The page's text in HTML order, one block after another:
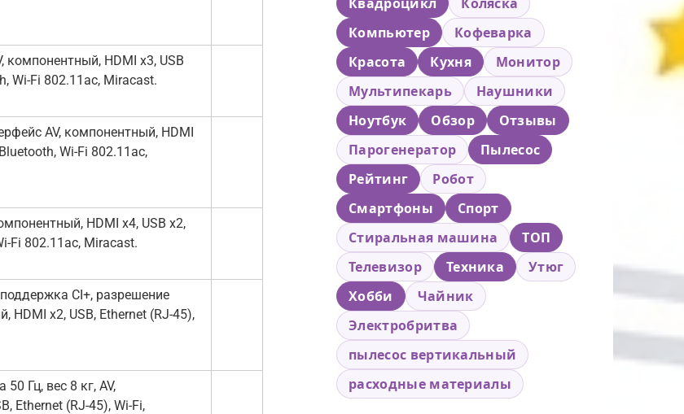
HDMI x3, USB
Wi-Fi 802.11ac, Miracast.
AV, компонентный, HDMI
Wi-Fi 802.11ac,
HDMI x4, USB x2,
Fi 802.11ac, Miracast.
CI+, разрешение
HDMI x2, USB, Ethernet (RJ-45),
Гц, вес 8 кг, AV,
Ethernet (RJ-45), Wi-Fi,
Компьютер
Кофеварка
Красота
Кухня
Монитор
Мультипекарь
Наушники
Ноутбук
Обзор
Отзывы
Парогенератор
Пылесос
Рейтинг
Робот
Смартфоны
Спорт
Стиральная машина
ТОП
Телевизор
Техника
Утюг
Хобби
Чайник
Электробритва
пылесос вертикальный
расходные материалы